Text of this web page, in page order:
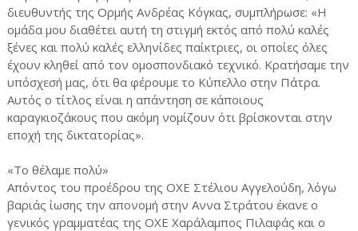
διευθυντής της Ορμής Ανδρέας Κόγκας, συμπλήρωσε: «Η
ομάδα μου διαθέτει αυτή τη στιγμή εκτός από πολύ καλές
ξένες και πολύ καλές ελληνίδες παίκτριες, οι οποίες όλες
έχουν κληθεί από τον ομοσπονδιακό τεχνικό. Κρατήσαμε την
υπόσχεσή μας, ότι θα φέρουμε το Κύπελλο στην Πάτρα.
Αυτός ο τίτλος είναι η απάντηση σε κάποιους
καραγκιοζάκους που ακόμη νομίζουν ότι βρίσκονται στην
εποχή της δικτατορίας».
«Το θέλαμε πολύ»
Απόντος του προέδρου της ΟΧΕ Στέλιου Αγγελούδη, λόγω
βαριάς ίωσης την απονομή στην Αννα Στράτου έκανε ο
γενικός γραμματέας της ΟΧΕ Χαράλαμπος Πιλαφάς και ο